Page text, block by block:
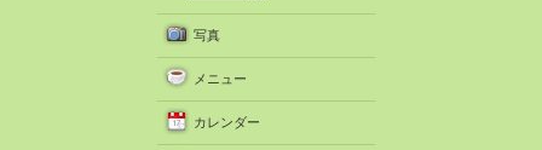
写真
メニュー
カレンダー